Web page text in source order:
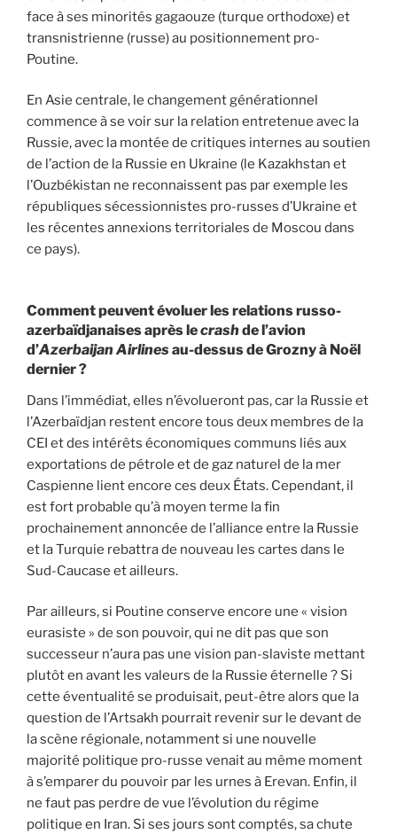
face à ses minorités gagaouze (turque orthodoxe) et
transnistrienne (russe) au positionnement pro-
Poutine.
En Asie centrale, le changement générationnel
commence à se voir sur la relation entretenue avec la
Russie, avec la montée de critiques internes au soutien
de l’action de la Russie en Ukraine (le Kazakhstan et
l’Ouzbékistan ne reconnaissent pas par exemple les
républiques sécessionnistes pro-russes d’Ukraine et
les récentes annexions territoriales de Moscou dans
ce pays).
Comment peuvent évoluer les relations russo-
azerbaïdjanaises après lecrashde l’avion
d’Azerbaijan Airlines au-dessus de Grozny à Noël
dernier ?
Dans l’immédiat, elles n’évolueront pas, car la Russie et
l’Azerbaïdjan restent encore tous deux membres de la
CEI et des intérêts économiques communs liés aux
exportations de pétrole et de gaz naturel de la mer
Caspienne lient encore ces deux États. Cependant, il
est fort probable qu’à moyen terme la fin
prochainement annoncée de l’alliance entre la Russie
et la Turquie rebattra de nouveau les cartes dans le
Sud-Caucase et ailleurs.
Par ailleurs, si Poutine conserve encore une « vision
eurasiste » de son pouvoir, qui ne dit pas que son
successeur n’aura pas une vision pan-slaviste mettant
plutôt en avant les valeurs de la Russie éternelle ? Si
cette éventualité se produisait, peut-être alors que la
question de l’Artsakh pourrait revenir sur le devant de
la scène régionale, notamment si une nouvelle
majorité politique pro-russe venait au même moment
à s’emparer du pouvoir par les urnes à Erevan. Enfin, il
ne faut pas perdre de vue l’évolution du régime
politique en Iran. Si ses jours sont comptés, sa chute